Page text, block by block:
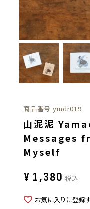
商品番号 ymdr019
山泥泥
Messages
Myself
¥ 1,380 税込
お気に入りに登録